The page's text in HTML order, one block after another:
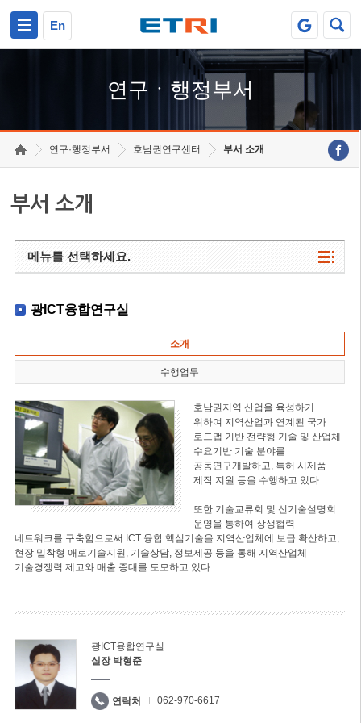
En
연구ㆍ행정부서
연구·행정부서 호남권연구센터 부서 소개
부서 소개
메뉴를 선택하세요.
광ICT융합연구실
소개
수행업무
호남권지역 산업을 육성하기
위하여 지역산업과 연계된 국가
로드맵 기반 전략형 기술 및 산업체
수요기반 기술 분야를
공동연구개발하고, 특허 시제품
제작 지원 등을 수행하고 있다.
또한 기술교류회 및 신기술설명회
운영을 통하여 상생협력
네트워크를 구축함으로써 ICT 융합 핵심기술을 지역산업체에 보급 확산하고,
현장 밀착형 애로기술지원, 기술상담, 정보제공 등을 통해 지역산업체
기술경쟁력 제고와 매출 증대를 도모하고 있다.
광ICT융합연구실
실장 박형준
연락처 062-970-6617